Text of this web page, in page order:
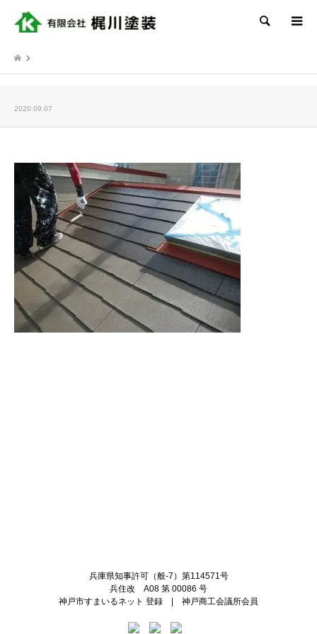
検索
2020.09.07
兵庫県知事許可（般-7）第114571号
兵住改 A08 第 00086 号
神戸市すまいるネット 登録 | 神戸商工会議所会員